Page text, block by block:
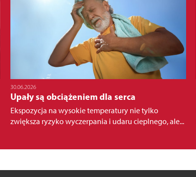
30.06.2026
Upały są obciążeniem dla serca
Ekspozycja na wysokie temperatury nie tylko
zwiększa ryzyko wyczerpania i udaru cieplnego, ale...